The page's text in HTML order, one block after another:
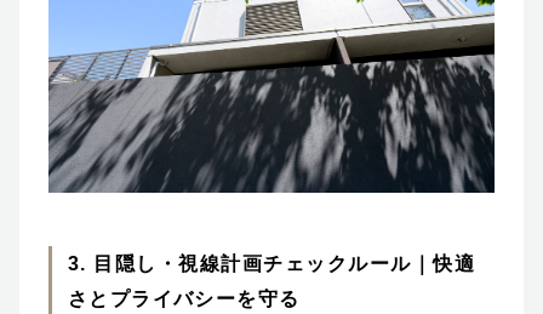
3. 目隠し・視線計画チェックルール｜快適
さとプライバシーを守る